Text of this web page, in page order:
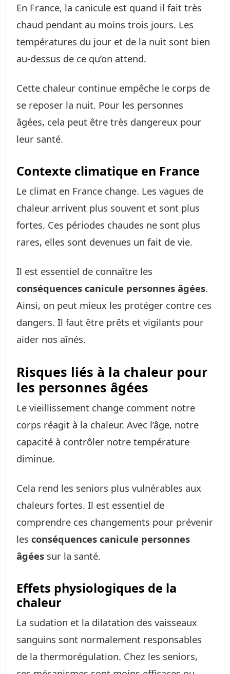
En France, la canicule est quand il fait très
chaud pendant au moins trois jours. Les
températures du jour et de la nuit sont bien
au-dessus de ce qu’on attend.
Cette chaleur continue empêche le corps de
se reposer la nuit. Pour les personnes
âgées, cela peut être très dangereux pour
leur santé.
Contexte climatique en France
Le climat en France change. Les vagues de
chaleur arrivent plus souvent et sont plus
fortes. Ces périodes chaudes ne sont plus
rares, elles sont devenues un fait de vie.
Il est essentiel de connaître les
conséquences canicule personnes âgées.
Ainsi, on peut mieux les protéger contre ces
dangers. Il faut être prêts et vigilants pour
aider nos aînés.
Risques liés à la chaleur pour
les personnes âgées
Le vieillissement change comment notre
corps réagit à la chaleur. Avec l’âge, notre
capacité à contrôler notre température
diminue.
Cela rend les seniors plus vulnérables aux
chaleurs fortes. Il est essentiel de
comprendre ces changements pour prévenir
les conséquences canicule personnes
âgées sur la santé.
Effets physiologiques de la
chaleur
La sudation et la dilatation des vaisseaux
sanguins sont normalement responsables
de la thermorégulation. Chez les seniors,